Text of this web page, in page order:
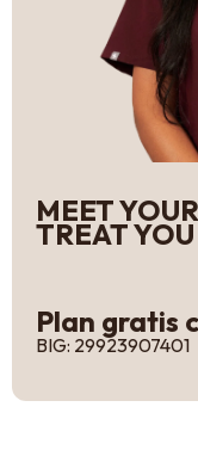
MEET
TREAT YOU
Plan gratis
BIG: 29923907401